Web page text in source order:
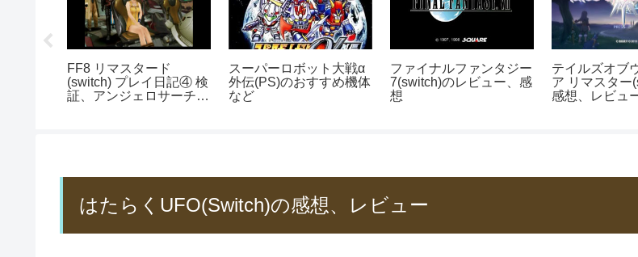
FF8 リマスタード
(switch) プレイ日記④ 検
証、アンジェロサーチ。
スーパーロボット大戦α
外伝(PS)のおすすめ機体
など
ファイナルファンタジー
7(switch)のレビュー、感
想
テイルズオブ
ア リマスター
感想、レビュ
はたらくUFO(Switch)の感想、レビュー